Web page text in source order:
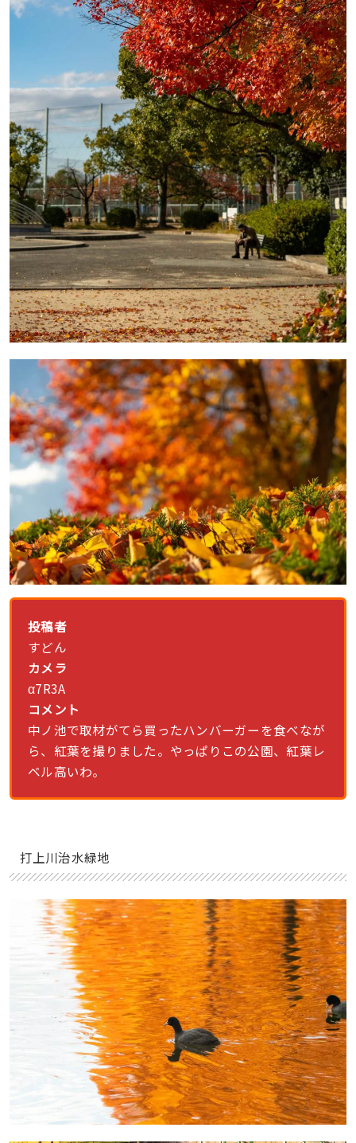
投稿者
すどん
カメラ
α7R3A
コメント
中ノ池で取材がてら買ったハンバーガーを食べなが
ら、紅葉を撮りました。やっぱりこの公園、紅葉レ
ベル高いわ。
打上川治水緑地